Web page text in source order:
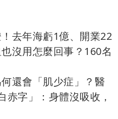
去年海虧1億、開業22
沒用怎麼回事？160名
還會「肌少症」？醫
赤字」：身體沒吸收，